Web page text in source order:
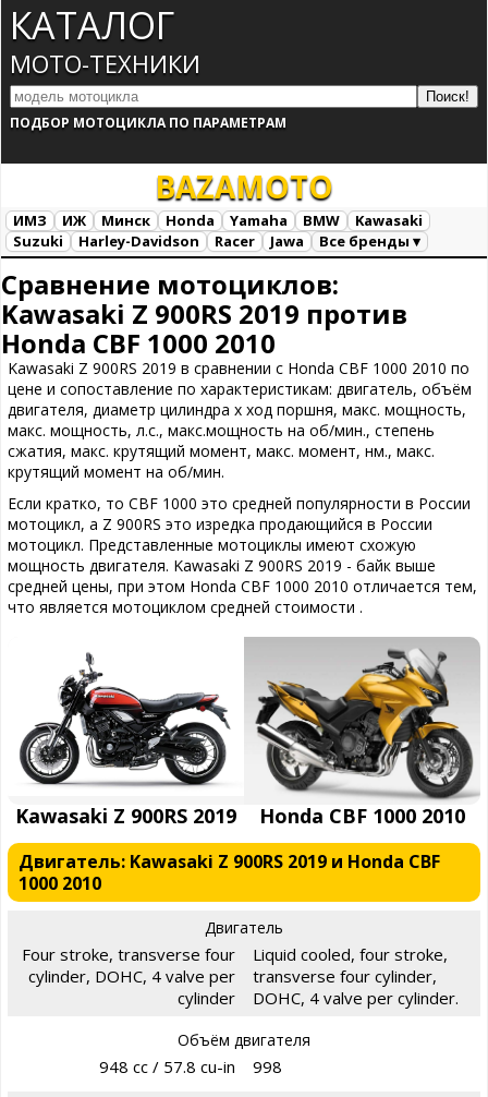
КАТАЛОГ
МОТО-ТЕХНИКИ
ПОДБОР МОТОЦИКЛА ПО ПАРАМЕТРАМ
BAZAMOTO
ИМЗ ИЖ Минск Honda Yamaha BMW
Kawasaki
Suzuki
Harley-Davidson Racer Jawa
Все бренды ▾
Сравнение мотоциклов:
Kawasaki Z 900RS 2019 против
Honda CBF 1000 2010
Kawasaki Z 900RS 2019 в сравнении с Honda CBF 1000 2010 по
цене и сопоставление по характеристикам: двигатель, объём
двигателя, диаметр цилиндра х ход поршня, макс. мощность,
макс. мощность, л.с., макс.мощность на об/мин., степень
сжатия, макс. крутящий момент, макс. момент, нм., макс.
крутящий момент на об/мин.
Если кратко, то CBF 1000 это средней популярности в России
мотоцикл, а Z 900RS это изредка продающийся в России
мотоцикл. Представленные мотоциклы имеют схожую
мощность двигателя. Kawasaki Z 900RS 2019 - байк выше
средней цены, при этом Honda CBF 1000 2010 отличается тем,
что является мотоциклом средней стоимости .
Kawasaki Z 900RS 2019 Honda CBF 1000 2010
Двигатель: Kawasaki Z 900RS 2019 и Honda CBF
1000 2010
Двигатель
Four stroke, transverse four
cylinder, DOHC, 4 valve per
cylinder
Liquid cooled, four stroke,
transverse four cylinder,
DOHC, 4 valve per cylinder.
Объём двигателя
948 cc / 57.8 cu-in 998